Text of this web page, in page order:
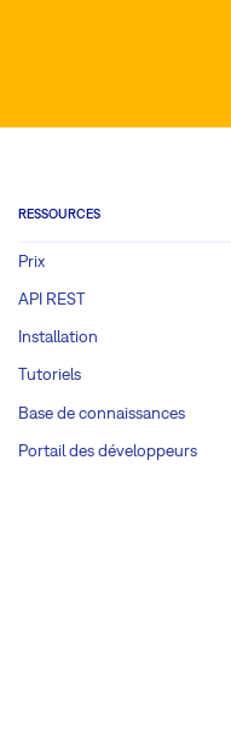
RESSOURCES
Prix
API REST
Installation
Tutoriels
Base de connaissances
Portail des développeurs